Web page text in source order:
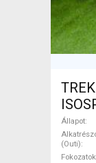
Di2
Állapot
(Outi)